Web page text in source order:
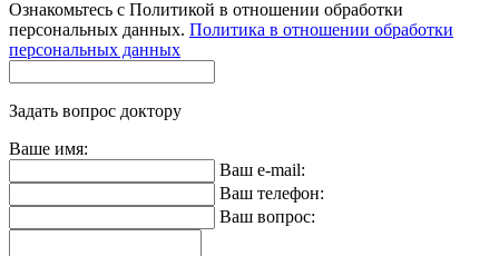
Ознакомьтесь с Политикой в отношении обработки
персональных данных. Политика в отношении обработки
персональных данных
Задать вопрос доктору
Ваше имя:
Ваш e-mail:
Ваш телефон:
Ваш вопрос: